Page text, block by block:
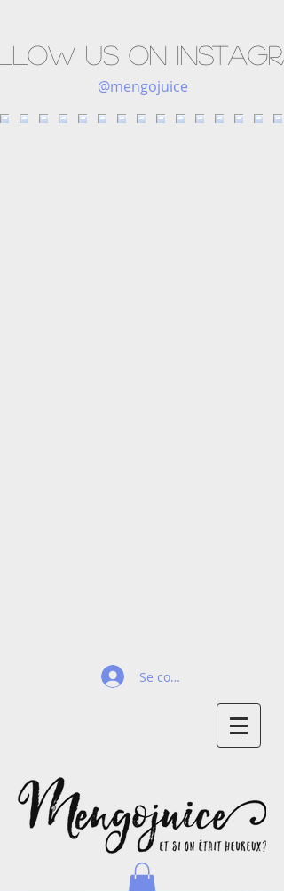
us on
@mengojuice
Se connecter